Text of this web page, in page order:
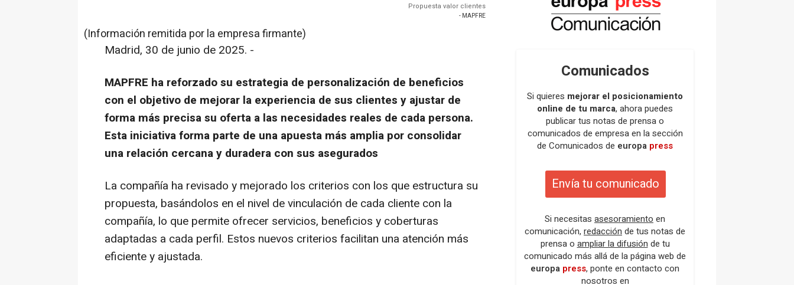
Propuesta valor clientes
- MAPFRE
(Información remitida por la empresa firmante)
Madrid, 30 de junio de 2025. -
MAPFRE ha reforzado su estrategia de personalización de beneficios
con el objetivo de mejorar la experiencia de sus clientes y ajustar de
forma más precisa su oferta a las necesidades reales de cada persona.
Esta iniciativa forma parte de una apuesta más amplia por consolidar
una relación cercana y duradera con sus asegurados
La compañía ha revisado y mejorado los criterios con los que estructura su
propuesta, basándolos en el nivel de vinculación de cada cliente con la
compañía, lo que permite ofrecer servicios, beneficios y coberturas
adaptadas a cada perfil. Estos nuevos criterios facilitan una atención más
eficiente y ajustada.
Comunicados
Si quieres mejorar el posicionamiento
online de tu marca, ahora puedes
publicar tus notas de prensa o
comunicados de empresa en la sección
de Comunicados de europa press
Envía tu comunicado
Si necesitas asesoramiento en
comunicación, redacción de tus notas de
prensa o ampliar la difusión de tu
comunicado más allá de la página web de
europa press, ponte en contacto con
nosotros en